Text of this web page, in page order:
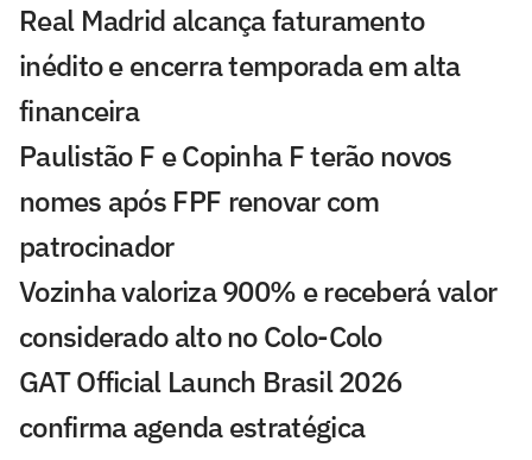
Real Madrid alcança faturamento
inédito e encerra temporada em alta
financeira
Paulistão F e Copinha F terão novos
nomes após FPF renovar com
patrocinador
Vozinha valoriza 900% e receberá valor
considerado alto no Colo-Colo
GAT Official Launch Brasil 2026
confirma agenda estratégica